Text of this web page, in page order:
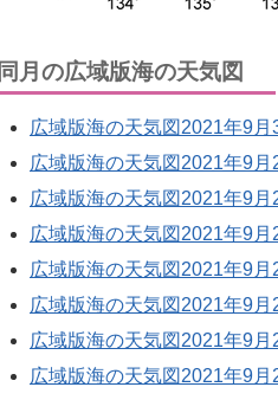
同月の広域版海の天気図
広域版海の天気図2021年9月
広域版海の天気図2021年9月
広域版海の天気図2021年9月
広域版海の天気図2021年9月
広域版海の天気図2021年9月
広域版海の天気図2021年9月
広域版海の天気図2021年9月
広域版海の天気図2021年9月